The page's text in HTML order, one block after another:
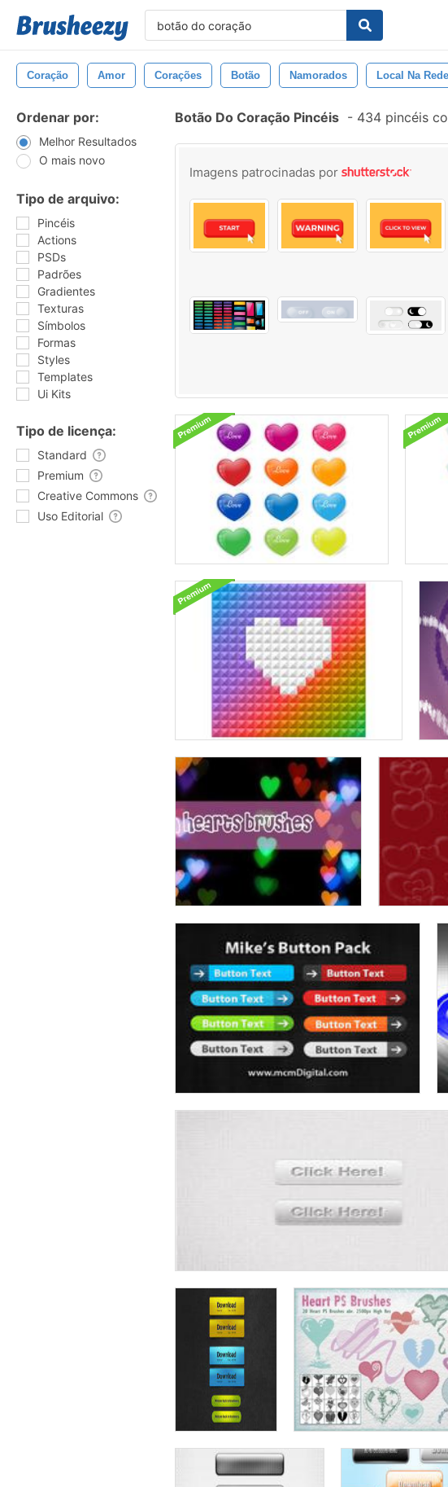
Coração Amor Corações Botão Namorados Local Na
Ordenar por:
Melhor Resultados
O mais novo
Tipo de arquivo:
Pincéis
Actions
PSDs
Padrões
Gradientes
Texturas
Símbolos
Formas
Styles
Templates
Ui Kits
Tipo de licença:
Standard
Premium
Creative Commons
Uso Editorial
Botão Do Coração Pincéis - 434 pincéis
Imagens patrocinadas por